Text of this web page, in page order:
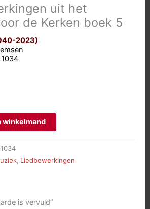
uit het
de Kerken boek 5
2023)
winkelmand
, Liedbewerkingen
is vervuld”